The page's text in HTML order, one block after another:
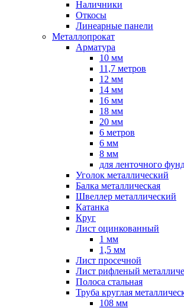
Наличники
Откосы
Линеарные панели
Металлопрокат
Арматура
10 мм
11,7 метров
12 мм
14 мм
16 мм
18 мм
20 мм
6 метров
6 мм
8 мм
для ленточного
Уголок металлический
Балка металлическая
Швеллер металлический
Катанка
Круг
Лист оцинкованный
1 мм
1,5 мм
Лист просечной
Лист рифленый
Полоса стальная
Труба круглая
108 мм